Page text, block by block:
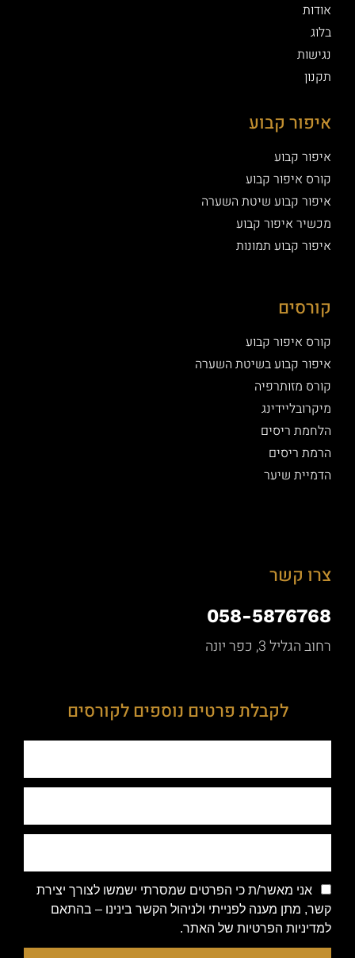
אודות
בלוג
נגישות
תקנון
איפור קבוע
איפור קבוע
קורס איפור קבוע
איפור קבוע שיטת השערה
מכשיר איפור קבוע
איפור קבוע תמונות
קורסים
קורס איפור קבוע
איפור קבוע בשיטת השערה
קורס מזותרפיה
מיקרובליידינג
הלחמת ריסים
הרמת ריסים
הדמיית שיער
צרו קשר
058-5876768
רחוב הגליל 3, כפר יונה
לקבלת פרטים נוספים לקורסים
אני מאשר/ת כי הפרטים שמסרתי ישמשו לצורך יצירת
קשר, מתן מענה לפנייתי ולניהול הקשר בינינו – בהתאם
למדיניות הפרטיות של האתר.